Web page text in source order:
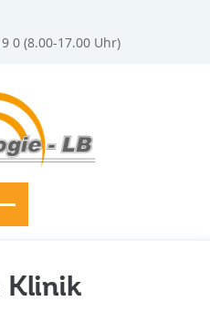
0 (8.00-17.00 Uhr)
Klinik